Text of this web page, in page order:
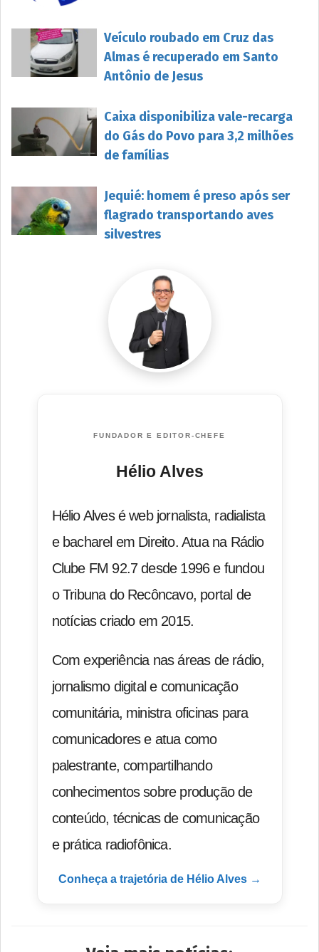
Veículo roubado em Cruz das
Almas é recuperado em Santo
Antônio de Jesus
Caixa disponibiliza vale-recarga
do Gás do Povo para 3,2 milhões
de famílias
Jequié: homem é preso após ser
flagrado transportando aves
silvestres
FUNDADOR E EDITOR-CHEFE
Hélio Alves
Hélio Alves é web jornalista, radialista
e bacharel em Direito. Atua na Rádio
Clube FM 92.7 desde 1996 e fundou
o Tribuna do Recôncavo, portal de
notícias criado em 2015.
Com experiência nas áreas de rádio,
jornalismo digital e comunicação
comunitária, ministra oficinas para
comunicadores e atua como
palestrante, compartilhando
conhecimentos sobre produção de
conteúdo, técnicas de comunicação
e prática radiofônica.
Conheça a trajetória de Hélio Alves →